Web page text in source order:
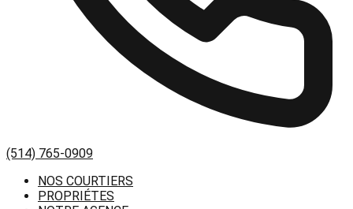
(514) 765-0909
NOS COURTIERS
PROPRIÉTES